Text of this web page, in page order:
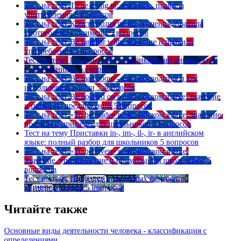
Тест на тему To be going to: значение, правила
употребления 5 вопросов
Тест на тему Конструкция go on: значения, правила
употребления, примеры 5 вопросов
Тест на тему Be familiar with: значение и правила
употребления 5 вопросов
Тест на тему Британский vs американский английский:
в чем разница? 5 вопросов
Тест на тему Be mad about - как переводится и как
использовать в речи 5 вопросов
Тест на тему Be hooked on в английском языке: значение
и примеры предложений 5 вопросов
Тест на тему «To be made» в английском языке: значение,
правила и примеры для школьников 5 вопросов
Тест на тему Приставки in-, im-, il-, ir- в английском
языке: полный разбор для школьников 5 вопросов
Тест на тему «To be given» в английском языке:
значение, употребление и примеры для школьников 5
вопросов
Тест на тему Подборка интересных фактов про
английский язык 5 вопросов
Читайте также
Основные виды деятельности человека - классификация с